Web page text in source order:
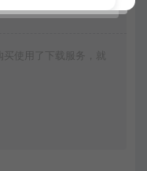
使用了下载服务，就